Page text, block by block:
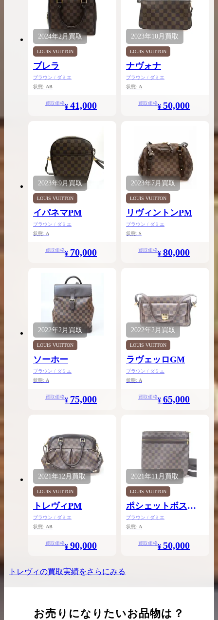
2024年2月買取
LOUIS VUITTON
ブレラ
ブラウン / ダミエ
状態: AB
買取価格¥ 41,000
2023年10月 買取
LOUIS VUITTON
ナヴォナ
ブラウン / ダミエ
状態: A
買取価格¥ 50,000
2023年9月買取
LOUIS VUITTON
イパネマPM
ブラウン / ダミエ
状態: A
買取価格¥ 70,000
2023年7月買取
LOUIS VUITTON
リヴィントンPM
ブラウン / ダミエ
状態: S
買取価格¥ 80,000
2022年2月 買取
LOUIS VUITTON
ソーホー
ブラウン / ダミエ
状態: A
買取価格¥ 75,000
2022年2月 買取
LOUIS VUITTON
ラヴェッロGM
ブラウン / ダミエ
状態: A
買取価格¥ 65,000
2021年12月買取
LOUIS VUITTON
トレヴィPM
ブラウン / ダミエ
状態: AB
買取価格¥ 90,000
2021年11月買取
LOUIS VUITTON
ポシェットボスフ
ォール
ブラウン / ダミエ
状態: A
買取価格¥ 50,000
トレヴィの買取実績をさらにみる
お売りになりたいお品物は？